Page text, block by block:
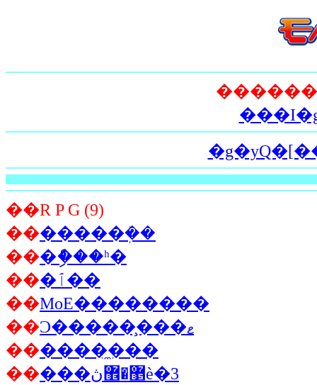
��R P G (9)
�������ܲ��
���ް�ި��ʰ�
��
�ٱ��
��MoE��������
��
Ͻ�����̧���ޱ
�������̼��
��
���޵�޾ڽè�3